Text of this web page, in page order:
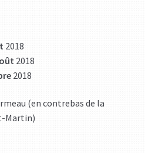
2018
2018
2018
(en contrebas de la
Martin)